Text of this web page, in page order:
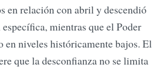
en relación con abril y descendió
mientras que el Poder
en niveles históricamente bajos. El
que la desconfianza no se limita